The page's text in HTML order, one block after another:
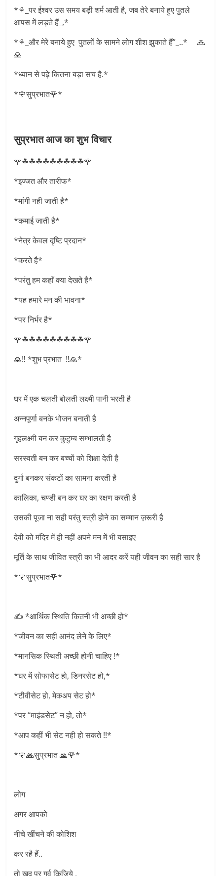
*⚘_पर ईश्वर उस समय बड़ी शर्म आती है, जब तेरे बनाये हुए पुतले
आपस में लड़ते हैं_,*
*⚘_और मेरे बनाये हुए पुतलों के सामने लोग शीश झुकाते हैं”_..* 🙏
🙏
*ध्यान से पढ़े कितना बड़ा सच है.*
*🌹सुप्रभात🌹*
सुप्रभात आज का शुभ विचार
🌹☘☘☘☘☘☘☘☘☘🌹
*इज्जत और तारीफ*
*मांगी नही जाती है*
*कमाई जाती है*
*नेत्र केवल दृष्टि प्रदान*
*करते है*
*परंतु हम कहाँ क्या देखते है*
*यह हमारे मन की भावना*
*पर निर्भर है*
🌹☘☘☘☘☘☘☘☘☘🌹
🙏‼ *शुभ प्रभात ‼🙏*
घर में एक चलती बोलती लक्ष्मी पानी भरती है
अन्नपूर्णा बनके भोजन बनाती है
गृहलक्ष्मी बन कर कुटुम्ब सम्भालती है
सरस्वती बन कर बच्चों को शिक्षा देती है
दुर्गा बनकर संकटों का सामना करती है
कालिका, चण्डी बन कर घर का रक्षण करती है
उसकी पूजा ना सही परंतु स्त्री होने का सम्मान ज़रूरी है
देवी को मंदिर में ही नहीं अपने मन में भी बसाइए
मूर्ति के साथ जीवित स्त्री का भी आदर करें यही जीवन का सही सार है
*🌹सुप्रभात🌹*
✍ *आर्थिक स्थिति कितनी भी अच्छी हो*
*जीवन का सही आनंद लेने के लिए*
*मानसिक स्थिती अच्छी होनी चाहिए !*
*घर में सोफासेट हो, डिनरसेट हो,*
*टीवीसेट हो, मेकअप सेट हो*
*पर “माइंडसेट” न हो, तो*
*आप कहीं भी सेट नही हो सकते !!*
*🌹🙏सुप्रभात 🙏🌹*
लोग
अगर आपको
नीचे खींचने की कोशिश
कर रहै हैं..
तो खुद पर गर्व किजिये ,